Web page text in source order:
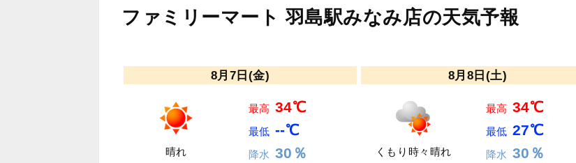
ファミリーマート 羽島駅みなみ店の天気予報
8月7日(金)
晴れ
最高 34℃
最低 --℃
降水 30％
8月8日(土)
くもり時々晴れ
最高 34℃
最低 27℃
降水 30％